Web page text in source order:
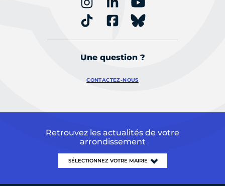
Une question ?
CONTACTEZ-NOUS
Retrouvez les actualités de votre
arrondissement